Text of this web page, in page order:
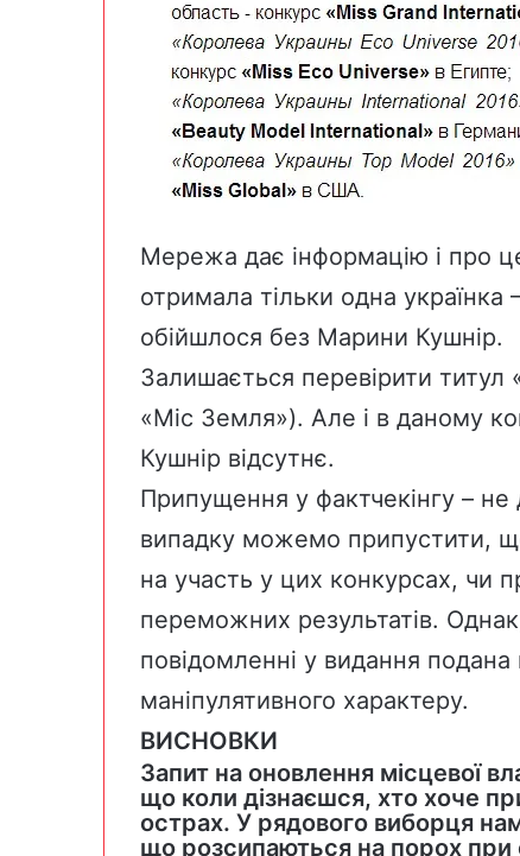
Мережа дає інформацію і про
отримала тільки одна українка
обійшлося без Марини Кушнір.
Залишається перевірити титул
«Міс Земля»). Але і в даному
Кушнір відсутнє.
Припущення у фактчекінгу –
випадку можемо припустити,
на участь у цих конкурсах, чи
переможних результатів.
повідомленні у видання подана
маніпулятивного характеру.
ВИСНОВКИ
Запит на оновлення місцевої
що коли дізнаєшся, хто хоче
острах. У рядового виборця
що розсипаються на порох при